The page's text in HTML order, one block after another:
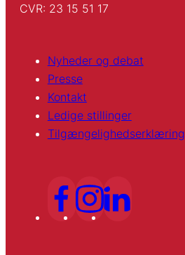
CVR: 23 15 51 17
Nyheder og debat
Presse
Kontakt
Ledige stillinger
Tilgængelighedserklæring